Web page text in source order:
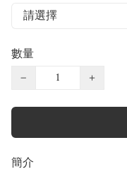
數量
−
+
簡介